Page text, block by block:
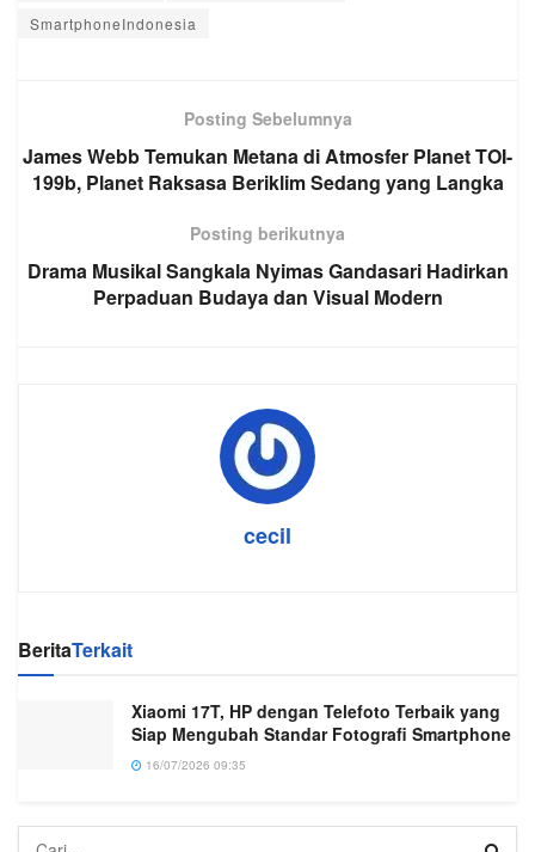
SmartphoneIndonesia
Posting Sebelumnya
James Webb Temukan Metana di Atmosfer Planet TOI-
199b, Planet Raksasa Beriklim Sedang yang Langka
Posting berikutnya
Drama Musikal Sangkala Nyimas Gandasari Hadirkan
Perpaduan Budaya dan Visual Modern
cecil
BeritaTerkait
Xiaomi 17T, HP dengan Telefoto Terbaik yang
Siap Mengubah Standar Fotografi Smartphone
16/07/2026 09:35